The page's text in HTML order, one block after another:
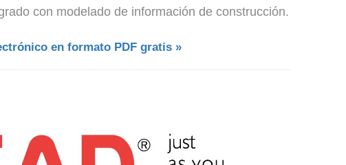
con modelado de información de construcción.
en formato PDF gratis »